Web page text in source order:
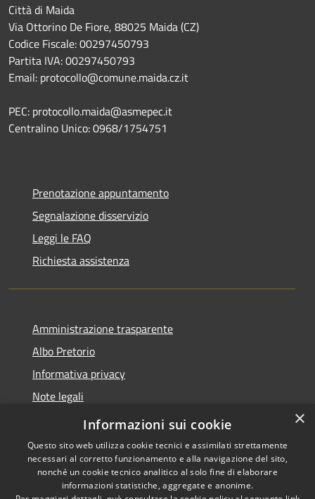
Città di Maida
Via Ottorino De Fiore, 88025 Maida (CZ)
Codice Fiscale: 00297450793
Partita IVA: 00297450793
Email: protocollo@comune.maida.cz.it
PEC: protocollo.maida@asmepec.it
Centralino Unico: 0968/1754751
Prenotazione appuntamento
Segnalazione disservizio
Leggi le FAQ
Richiesta assistenza
Amministrazione trasparente
Albo Pretorio
Informativa privacy
Note legali
Dichiarazione di accessibilità
Copyright © 2026 • Città di
×
Informazioni sui cookie
Questo sito web utilizza cookie tecnici e assimilati strettamente
necessari al corretto funzionamento e alla navigazione del sito,
nonché un cookie tecnico analitico al solo fine di elaborare
informazioni statistiche, aggregate e anonime.